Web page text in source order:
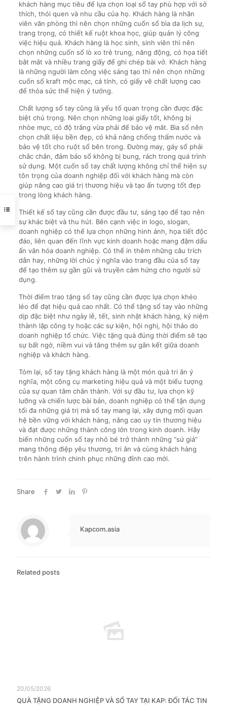
khách hàng mục tiêu để lựa chọn loại sổ tay phù hợp với sở
thích, thói quen và nhu cầu của họ. Khách hàng là nhân
viên văn phòng thì nên chọn những cuốn sổ bìa da lịch sự,
trang trọng, có thiết kế ruột khoa học, giúp quản lý công
việc hiệu quả. Khách hàng là học sinh, sinh viên thì nên
chọn những cuốn sổ lò xo trẻ trung, năng động, có họa tiết
bắt mắt và nhiều trang giấy để ghi chép bài vở. Khách hàng
là những người làm công việc sáng tạo thì nên chọn những
cuốn sổ kraft mộc mạc, cá tính, có giấy vẽ chất lượng cao
để thỏa sức thể hiện ý tưởng.
Chất lượng sổ tay cũng là yếu tố quan trọng cần được đặc
biệt chú trọng. Nên chọn những loại giấy tốt, không bị
nhòe mực, có độ trắng vừa phải để bảo vệ mắt. Bìa sổ nên
chọn chất liệu bền đẹp, có khả năng chống thấm nước và
bảo vệ tốt cho ruột sổ bên trong. Đường may, gáy sổ phải
chắc chắn, đảm bảo sổ không bị bung, rách trong quá trình
sử dụng. Một cuốn sổ tay chất lượng không chỉ thể hiện sự
tôn trọng của doanh nghiệp đối với khách hàng mà còn
giúp nâng cao giá trị thương hiệu và tạo ấn tượng tốt đẹp
trong lòng khách hàng.
Thiết kế sổ tay cũng cần được đầu tư, sáng tạo để tạo nên
sự khác biệt và thu hút. Bên cạnh việc in logo, slogan,
doanh nghiệp có thể lựa chọn những hình ảnh, họa tiết độc
đáo, liên quan đến lĩnh vực kinh doanh hoặc mang đậm dấu
ấn văn hóa doanh nghiệp. Có thể in thêm những câu trích
dẫn hay, những lời chúc ý nghĩa vào trang đầu của sổ tay
để tạo thêm sự gần gũi và truyền cảm hứng cho người sử
dụng.
Thời điểm trao tặng sổ tay cũng cần được lựa chọn khéo
léo để đạt hiệu quả cao nhất. Có thể tặng sổ tay vào những
dịp đặc biệt như ngày lễ, tết, sinh nhật khách hàng, kỷ niệm
thành lập công ty hoặc các sự kiện, hội nghị, hội thảo do
doanh nghiệp tổ chức. Việc tặng quà đúng thời điểm sẽ tạo
sự bất ngờ, niềm vui và tăng thêm sự gắn kết giữa doanh
nghiệp và khách hàng.
Tóm lại, sổ tay tặng khách hàng là một món quà tri ân ý
nghĩa, một công cụ marketing hiệu quả và một biểu tượng
của sự quan tâm chân thành. Với sự đầu tư, lựa chọn kỹ
lưỡng và chiến lược bài bản, doanh nghiệp có thể tận dụng
tối đa những giá trị mà sổ tay mang lại, xây dựng mối quan
hệ bền vững với khách hàng, nâng cao uy tín thương hiệu
và đạt được những thành công lớn trong kinh doanh. Hãy
biến những cuốn sổ tay nhỏ bé trở thành những “sứ giả”
mang thông điệp yêu thương, tri ân và cùng khách hàng
trên hành trình chinh phục những đỉnh cao mới.
Share
Kapcom.asia
Related posts
20/05/2026
QUÀ TẶNG DOANH NGHIỆP VÀ SỔ TAY TẠI KAP: ĐỐI TÁC TIN